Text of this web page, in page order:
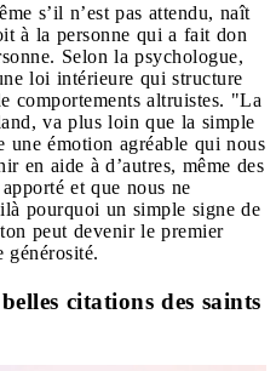
s’il n’est pas attendu, naît
à la personne qui a fait don
Selon la psychologue,
loi intérieure qui structure
comportements altruistes. "La
va plus loin que la simple
une émotion agréable qui nous
en aide à d’autres, même des
et que nous ne
pourquoi un simple signe de
peut devenir le premier
générosité.
citations des saints